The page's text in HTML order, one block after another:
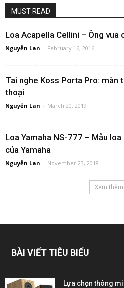
MUST READ
Loa Acapella Cellini – Ông vua
Nguyễn Lan - February 16, 2016
Tai nghe Koss Porta Pro: màn
thoại
Nguyễn Lan - March 20, 2019
Loa Yamaha NS-777 – Mẫu
của Yamaha
Nguyễn Lan - November 23, 2018
Xem thêm
BÀI VIẾT TIÊU BIỂU
Lựa chọn thông